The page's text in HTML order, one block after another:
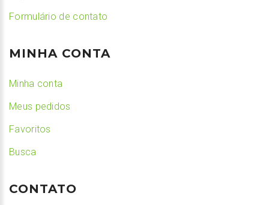
Formulário de contato
MINHA CONTA
Minha conta
Meus pedidos
Favoritos
Busca
CONTATO